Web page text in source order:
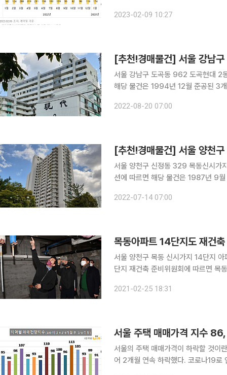
2023-02-09 10:27
[추천!경매물건] 서울 강남
서울 강남구 도곡동 962 도곡현대 2동 15층
해당 물건은 1994년 12월 준공된 3
신분당선 양재역과 3호선 매봉역이 인
2022-08-20 07:00
[추천!경매물건] 서울 양천
서울 양천구 신정동 329 목동신시가지14
션에 따르면 해당 물건은 1987년 9
다. 지하철 2호선 양천구청역이 인접
2022-07-14 07:00
목동아파트 14단지도 재건
서울 양천구 목동 신시가지 14단지 아파트
단지 재건축 준비위원회에 따르면
최저점이다. 앞서 목동 아파트
2021-02-25 18:31
서울 주택 매매가격 지수
서울의 주택 매매가격이 하락할 것이
어 2개월 연속 하락했다. 코로나19로